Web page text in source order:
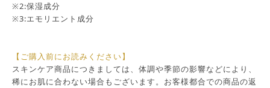
※2:保湿成分
※3:エモリエント成分
【ご購入前にお読みください】
スキンケア商品につきましては、体調や季節の影響などにより、
稀にお肌に合わない場合もございます。お客様都合での商品の返